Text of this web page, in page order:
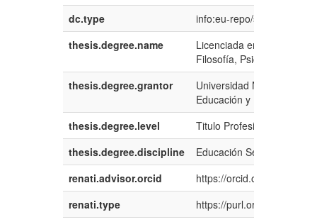
dc.type
info:eu-repo/semantics/
thesis.degree.name
Licenciada en Educación;
Filosofía, Psicología y
thesis.degree.grantor
Universidad Nacional del
Educación y Humanidades
thesis.degree.level
Titulo Profesional
thesis.degree.discipline
Educación Secundaria
renati.advisor.orcid
https://orcid.org/000-
renati.type
https://purl.org/pe-repo/